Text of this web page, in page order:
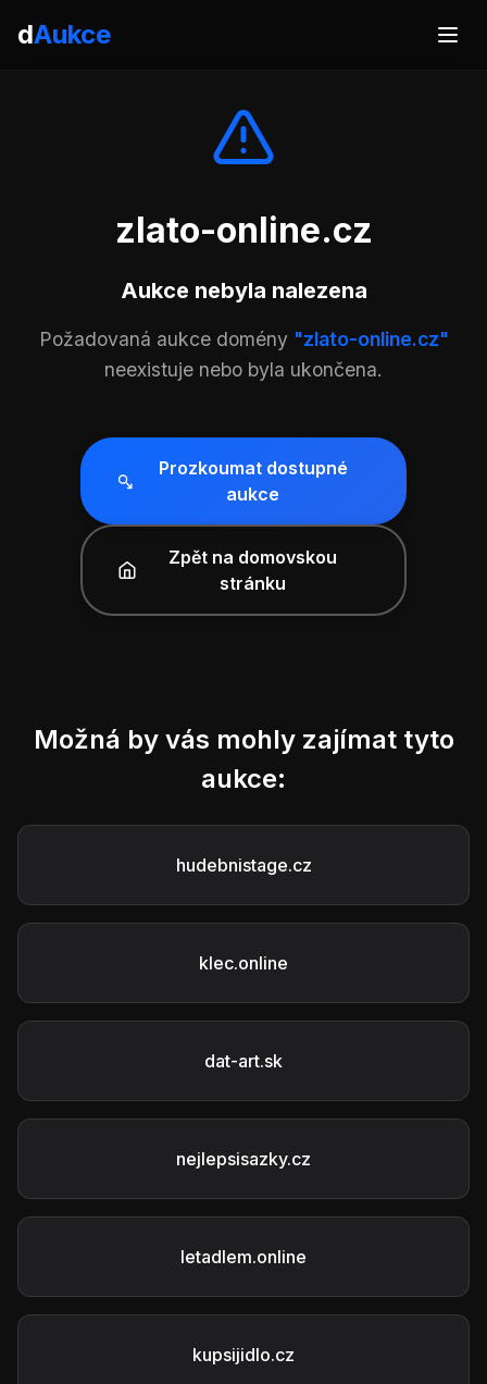
dAukce
zlato-online.cz
Aukce nebyla nalezena
Požadovaná aukce domény "zlato-online.cz"
neexistuje nebo byla ukončena.
Prozkoumat dostupné
aukce
Zpět na domovskou
stránku
Možná by vás mohly zajímat tyto
aukce:
hudebnistage.cz
klec.online
dat-art.sk
nejlepsisazky.cz
letadlem.online
kupsijidlo.cz